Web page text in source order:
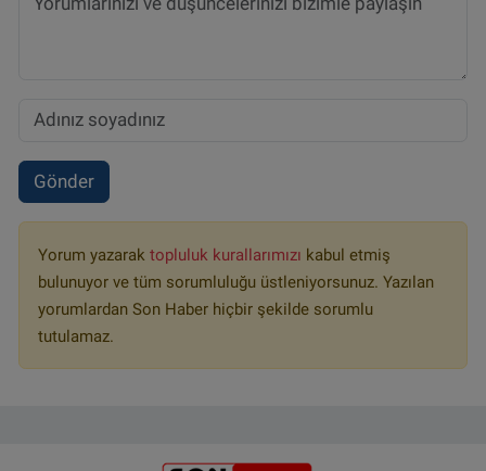
Gönder
Yorum yazarak topluluk kurallarımızı kabul etmiş
bulunuyor ve tüm sorumluluğu üstleniyorsunuz. Yazılan
yorumlardan Son Haber hiçbir şekilde sorumlu
tutulamaz.